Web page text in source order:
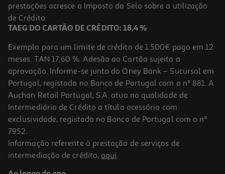
3,83 €
Champô Tresemmé Biotin Repair 685 Ml
prestações acresce o Imposto do Selo sobre a utilização
de Crédito.
TAEG DO CARTÃO DE CRÉDITO: 18,4 %
Exemplo para um limite de crédito de 1.500€ pago em 12
meses. TAN 17,60 %. Adesão ao Cartão sujeita a
aprovação. Informe-se junto do Oney Bank – Sucursal em
Portugal, registado no Banco de Portugal com o nº 881. A
Auchan Retail Portugal, S.A. atua na qualidade de
Intermediário de Crédito a título acessório com
exclusividade, registado no Banco de Portugal com o nº
7952.
Informação referente à prestação de serviços de
intermediação de crédito, aqui.